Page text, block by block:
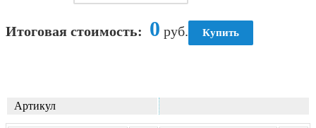
Итоговая стоимость: 0 руб.
Артикул